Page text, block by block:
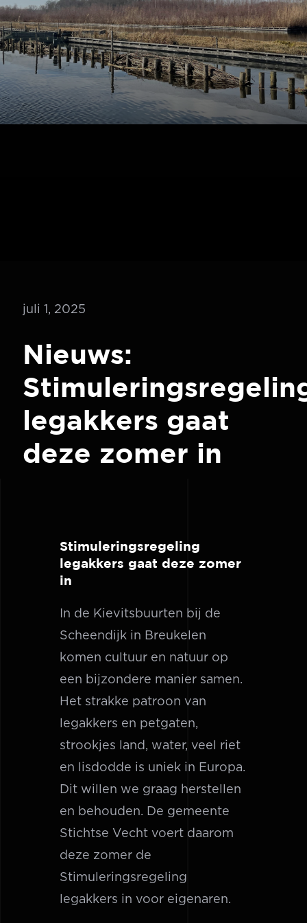
juli 1, 2025
Nieuws:
legakkers gaat
deze zomer in
Stimuleringsregeling
legakkers gaat deze zomer
in
In de Kievitsbuurten bij de
Scheendijk in Breukelen
komen cultuur en natuur op
een bijzondere manier samen.
Het strakke patroon van
legakkers en petgaten,
strookjes land, water, veel riet
en lisdodde is uniek in Europa.
Dit willen we graag herstellen
en behouden. De gemeente
Stichtse Vecht voert daarom
deze zomer de
Stimuleringsregeling
legakkers in voor eigenaren.